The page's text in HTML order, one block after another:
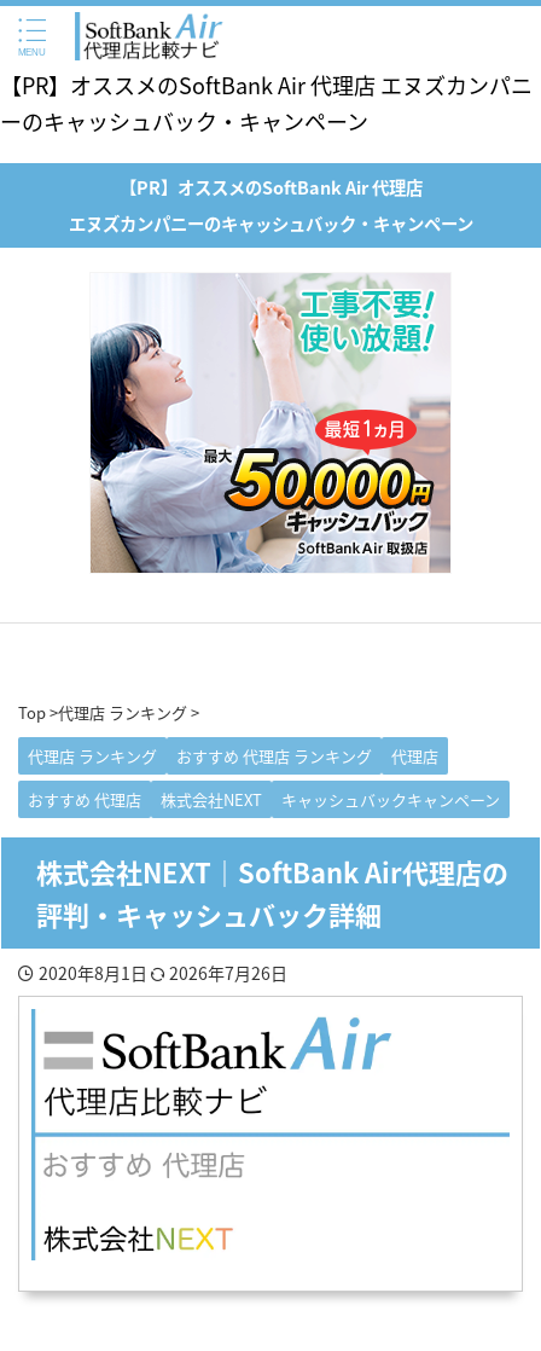
【PR】オススメのSoftBank Air 代理店 エヌズカンパニ
ーのキャッシュバック・キャンペーン
【PR】オススメのSoftBank Air 代理店
エヌズカンパニーのキャッシュバック・キャンペーン
Top>代理店 ランキング>
代理店 ランキング
おすすめ 代理店 ランキング
代理店
おすすめ 代理店
株式会社NEXT キャッシュバックキャンペーン
株式会社NEXT｜SoftBank Air代理店の
評判・キャッシュバック詳細
2020年8月1日 2026年7月26日